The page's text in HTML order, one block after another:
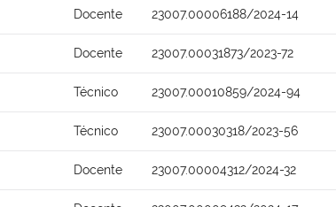
Docente 23007.00006188/2024-14
Docente 23007.00031873/2023-72
Técnico 23007.00010859/2024-94
Técnico 23007.00030318/2023-56
Docente 23007.00004312/2024-32